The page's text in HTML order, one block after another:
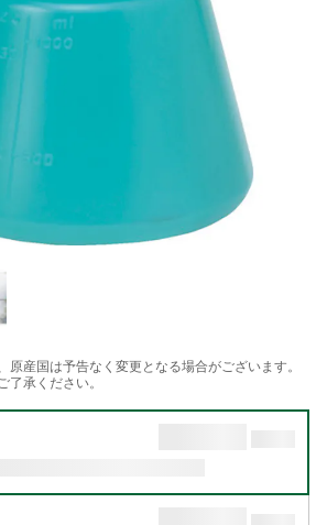
産国は予告なく変更となる場合がございます。
了承ください。